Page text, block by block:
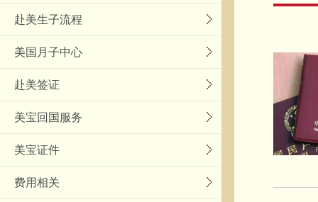
赴美生子流程
美国月子中心
赴美签证
美宝回国服务
美宝证件
费用相关